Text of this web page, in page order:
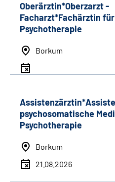
Oberärztin*Oberzarzt -
Facharzt*Fachärztin
Psychotherapie
Borkum
psychosomatische
Psychotherapie
Borkum
21.08.2026